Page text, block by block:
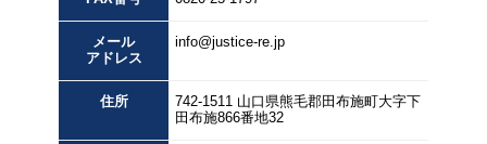
メール
アドレス
info@justice-re.jp
住所 742-1511 山口県熊毛郡田布施町大字下
田布施866番地32